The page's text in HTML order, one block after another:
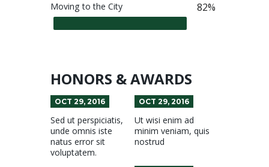
Moving to the City 88%
HONORS & AWARDS
OCT 29, 2016
Sed ut perspiciatis,
unde omnis iste
natus error sit
voluptatem.
OCT 29, 2016
Ut wisi enim ad
minim veniam, quis
nostrud